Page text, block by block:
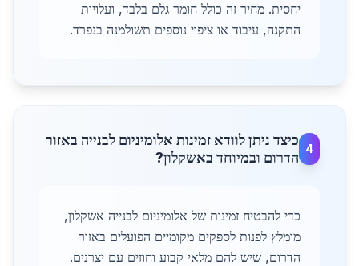
יחסית. מחיר זה כולל חומר גלם בלבד, ועלויות
התקנה, עיבוד או ציפוי נוספים תשולמנה בנפרד.
4
כיצד ניתן לוודא זמינות אלומיניום לבנייה באזור
הדרום ובמיוחד באשקלון?
כדי להבטיח זמינות של אלומיניום לבנייה אשקלון,
מומלץ לפנות לספקים מקומיים הפועלים באזור
הדרום, שיש להם מלאי קבוע וחוזים עם יצרנים.